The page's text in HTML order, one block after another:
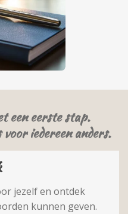
een eerste stap.
iedereen anders.
jezelf en ontdek
kunnen geven.